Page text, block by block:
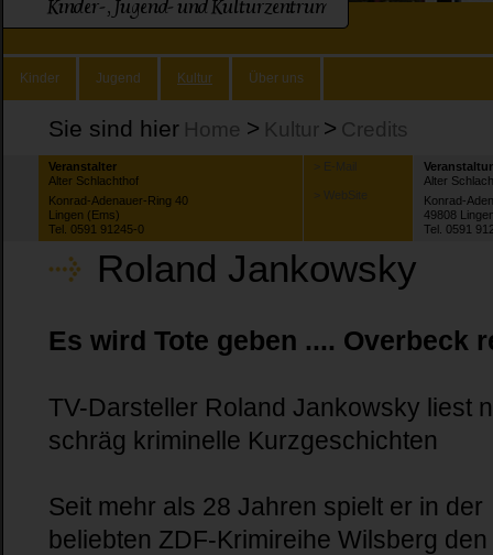
Kinder Jugend Kultur Über uns
Sie sind hier Home > Kultur > Credits
Veranstalter
Alter Schlachthof
Konrad-Adenauer-Ring 40
Lingen (Ems)
Tel. 0591 91245-0
Alter
Konrad-
49808
Tel. 0591
Roland Jankowsky
Es wird Tote geben .... Overbeck
TV-Darsteller Roland Jankowsky liest
schräg kriminelle Kurzgeschichten
Seit mehr als 28 Jahren spielt er in der
beliebten ZDF-Krimireihe Wilsberg den